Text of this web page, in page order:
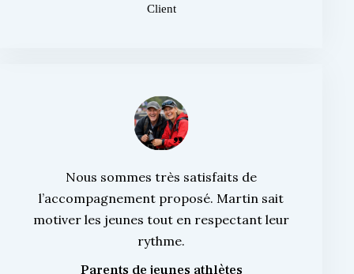
Client
Nous sommes très satisfaits de
l’accompagnement proposé. Martin sait
motiver les jeunes tout en respectant leur
rythme.
Parents de jeunes athlètes